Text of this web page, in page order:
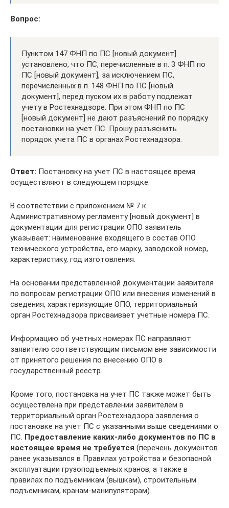
Вопрос:
Пунктом 147 ФНП по ПС [новый документ]
установлено, что ПС, перечисленные в п. 3 ФНП по
ПС [новый документ], за исключением ПС,
перечисленных в п. 148 ФНП по ПС [новый
документ], перед пуском их в работу подлежат
учету в Ростехнадзоре. При этом ФНП по ПС
[новый документ] не дают разъяснений по порядку
постановки на учет ПС. Прошу разъяснить
порядок учета ПС в органах Ростехнадзора.
Ответ: Постановку на учет ПС в настоящее время
осуществляют в следующем порядке.
В соответствии с приложением № 7 к
Административному регламенту [новый документ] в
документации для регистрации ОПО заявитель
указывает: наименование входящего в состав ОПО
технического устройства, его марку, заводской номер,
характеристику, год изготовления.
На основании представленной документации заявителя
по вопросам регистрации ОПО или внесения изменений в
сведения, характеризующие ОПО, территориальный
орган Ростехнадзора присваивает учетные номера ПС.
Информацию об учетных номерах ПС направляют
заявителю соответствующим письмом вне зависимости
от принятого решения по внесению ОПО в
государственный реестр.
Кроме того, постановка на учет ПС также может быть
осуществлена при представлении заявителем в
территориальный орган Ростехнадзора заявления о
постановке на учет ПС с указанными выше сведениями о
ПС. Предоставление каких-либо документов по ПС в
настоящее время не требуется (перечень документов
ранее указывался в Правилах устройства и безопасной
эксплуатации грузоподъемных кранов, а также в
правилах по подъемникам (вышкам), строительным
подъемникам, кранам-манипуляторам).